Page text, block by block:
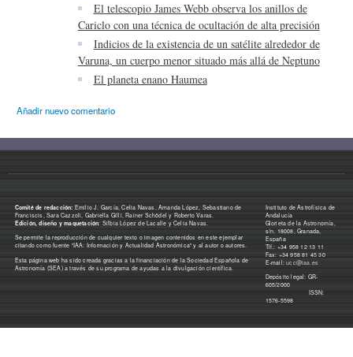
El telescopio James Webb observa los anillos de
Cariclo con una técnica de ocultación de alta precisión
Indicios de la existencia de un satélite alrededor de
Varuna, un cuerpo menor situado más allá de Neptuno
El planeta enano Haumea
Añadir nuevo comentario
Comité de redacción: Emilio J. García, Celia Navas, Amanda López, Sebastiano de
Franciscis, Sara Cazzoli, Gabriella Gilli, Rainer Schödel y Roberto Varas.
Edición, diseño y maquetación: Silbia López de Lacalle y Celia Navas.
Se permite la reproducción de cualquier texto o imagen contenidos en este ejemplar
citando como fuente "IAA: Información y Actualidad Astronómica" y al autor o autores.
Esta página web ha sido creada gracias a la financiación de la Sociedad Española de
Astronomía (SEA) a través de su programa de ayudas a la divulgación científica.
Instituto de Astrofísica de
Andalucía
Glorieta de la Astronomía,
s/n. 18008, Granada,
España
Tlf.: +34 958 12 13 11
Fax: +34 958 81 45 30
E-mail:ucc@iaa.es
Depósito legal: GR-
605/2000
ISSN:
1576-5598